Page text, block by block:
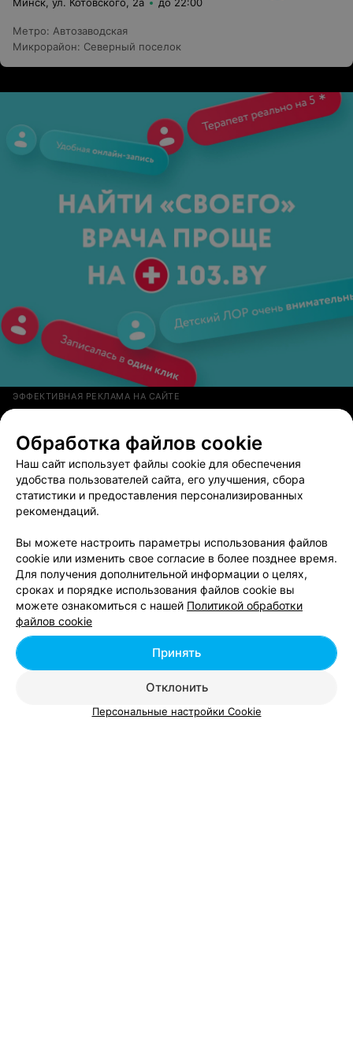
Минск, ул. Котовского, 2а до 22:00
Метро: Автозаводская
Микрорайон: Северный поселок
ЭФФЕКТИВНАЯ РЕКЛАМА НА САЙТЕ
Смотрите также
Бассейны возле метро Автозаводская в Минске
Фитнес возле метро Автозаводская в Минске
Йога возле метро Автозаводская
Вам будет интересно
Тренажерный зал возле метро Академия наук в
Обработка файлов cookie
Наш сайт использует файлы cookie для обеспечения
удобства пользователей сайта, его улучшения, сбора
статистики и предоставления персонализированных
рекомендаций.
Вы можете настроить параметры использования файлов
cookie или изменить свое согласие в более позднее время.
Для получения дополнительной информации о целях,
сроках и порядке использования файлов cookie вы
можете ознакомиться с нашей Политикой обработки
файлов cookie
Отклонить
Принять
Персональные настройки Cookie